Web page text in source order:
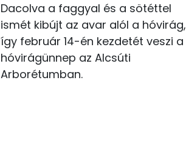
Dacolva a faggyal és a sötéttel
ismét kibújt az avar alól a hóvirág,
így február 14-én kezdetét veszi a
hóvirágünnep az Alcsúti
Arborétumban.